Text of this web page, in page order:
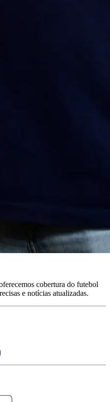
cobertura do futebol
e notícias atualizadas.